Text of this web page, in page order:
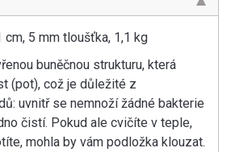
cm, 5 mm tloušťka, 1,1 kg
buněčnou strukturu, která
(pot), což je důležité z
uvnitř se nemnoží žádné bakterie
čistí. Pokud ale cvičíte v teple,
mohla by vám podložka klouzat.